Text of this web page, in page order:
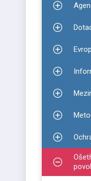
Zobrazit
Zobrazit
Zobrazit
Zobrazit
Zobrazit
Zobrazit
Zobrazit
Zobrazit